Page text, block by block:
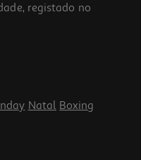
registado no
Natal Boxing